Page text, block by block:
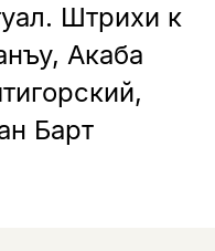
Штрихи к
Акаба
Барт